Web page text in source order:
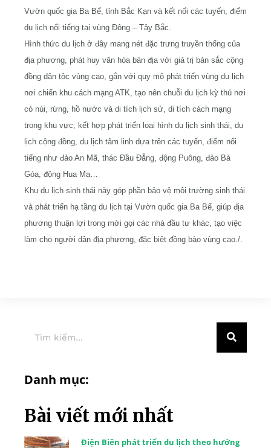
Vườn quốc gia Ba Bể, tỉnh Bắc Kạn và kết nối các tuyến, điểm
du lịch nổi tiếng tại vùng Đông – Tây Bắc.
Hình thức du lịch ở đây mang nét đặc trưng truyền thống của
địa phương, phát huy văn hóa bản địa với giá trị bản sắc cộng
đồng dân tộc vùng cao, gắn với quy mô phát triển vùng du lịch
nơi chiến khu cách mạng ATK, tạo nên chuỗi du lịch kỳ thú nơi
có núi, rừng, hồ nước và di tích lịch sử, di tích cách mạng
trong khu vực; kết hợp phát triển loại hình du lịch sinh thái, du
lịch cộng đồng, du lịch tâm linh dựa trên các tuyến, điểm nổi
tiếng như đảo An Mã, thác Đầu Đẳng, động Puông, đảo Bà
Góa, động Hua Mạ…
Khu du lịch sinh thái này góp phần bảo vệ môi trường sinh thái
và phát triển hạ tầng du lịch tại Vườn quốc gia Ba Bể, giúp địa
phương thuận lợi trong mời gọi các nhà đầu tư khác, tạo việc
làm cho người dân địa phương, đặc biệt đồng bào vùng cao./.
Danh mục:
Bài viết mới nhất
Điện Biên phát triển du lịch theo hướng